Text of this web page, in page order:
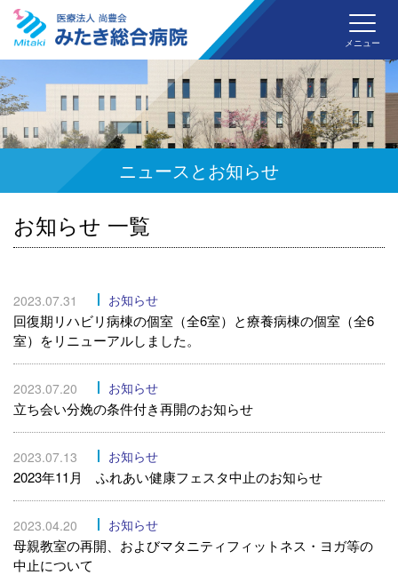
みた
メニュー
ニュースとお知らせ
お知らせ 一覧
2023.07.31 お知らせ
回復期リハビリ病棟の個室（全6室）と療養病棟の個室（全6
室）をリニューアルしました。
2023.07.20 お知らせ
立ち会い分娩の条件付き再開のお知らせ
2023.07.13 お知らせ
2023年11月 ふれあい健康フェスタ中止のお知らせ
2023.04.20 お知らせ
母親教室の再開、およびマタニティフィットネス・ヨガ等の
中止について